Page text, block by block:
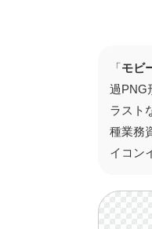
「モビ
過PNG
ラスト
種業務
イコン